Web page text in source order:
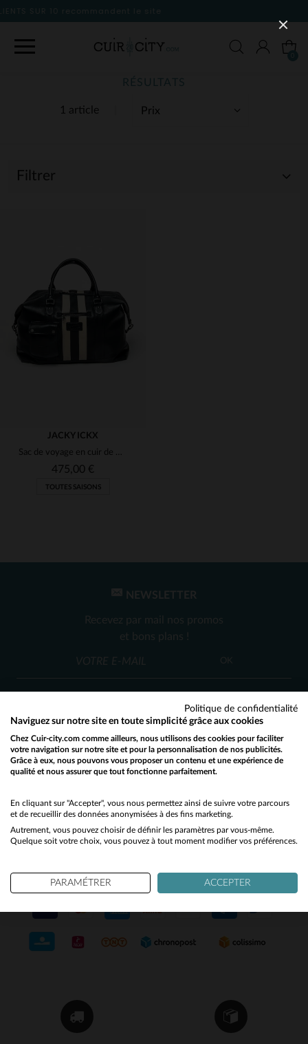
1 article
RÉSULTATS
Filtrer
TAILLES DISPONIBLES
JACKY ICKX
Sac de voyage en cuir de mouton 72H bleu marine Jacky Ickx
475,00 €
TOUTES SAISONS
NEWSLETTER
Recevez par mail nos promos
et bons plans !
OK
SERVICE CLIENT
Nos conseillers sont à votre écoute
du lundi au vendredi de 10h à 12h30
et de 13h30 à 18h.
NOS PARTENAIRES DE CONFIANCE
Would you like to be redirected to our English site?
No
Yes
Politique de confidentialité
Naviguez sur notre site en toute simplicité grâce aux cookies
Chez Cuir-city.com comme ailleurs, nous utilisons des cookies pour faciliter
votre navigation sur notre site et pour la personnalisation de nos publicités.
Grâce à eux, nous pouvons vous proposer un contenu et une expérience de
qualité et nous assurer que tout fonctionne parfaitement.
En cliquant sur "Accepter", vous nous permettez ainsi de suivre votre parcours
et de recueillir des données anonymisées à des fins marketing.
Autrement, vous pouvez choisir de définir les paramètres par vous-même.
Quelque soit votre choix, vous pouvez à tout moment modifier vos préférences.
PARAMÉTRER ACCEPTER